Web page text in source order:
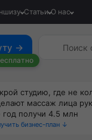
Статьи О нас
→
студию, где не
массаж лица
год получи 4.5 млн
бизнес-план ↓